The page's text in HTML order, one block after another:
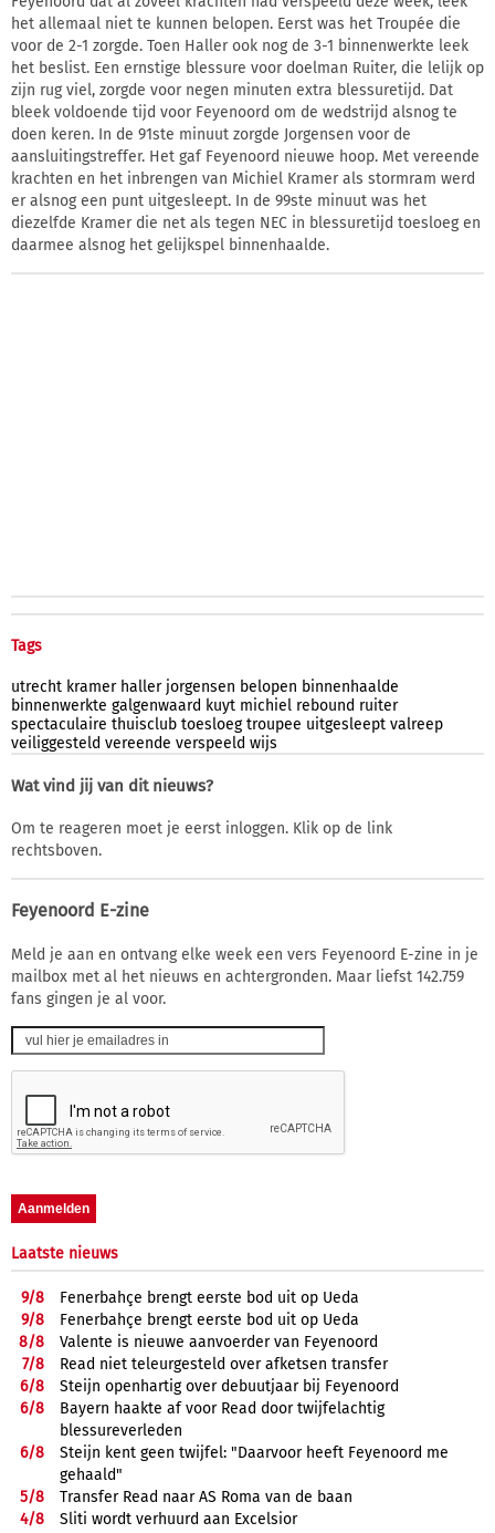
het allemaal niet te kunnen belopen. Eerst was het Troupée die
voor de 2-1 zorgde. Toen Haller ook nog de 3-1 binnenwerkte leek
het beslist. Een ernstige blessure voor doelman Ruiter, die lelijk op
zijn rug viel, zorgde voor negen minuten extra blessuretijd. Dat
bleek voldoende tijd voor Feyenoord om de wedstrijd alsnog te
doen keren. In de 91ste minuut zorgde Jorgensen voor de
aansluitingstreffer. Het gaf Feyenoord nieuwe hoop. Met vereende
krachten en het inbrengen van Michiel Kramer als stormram werd
er alsnog een punt uitgesleept. In de 99ste minuut was het
diezelfde Kramer die net als tegen NEC in blessuretijd toesloeg en
daarmee alsnog het gelijkspel binnenhaalde.
Tags
utrecht kramer haller jorgensen belopen binnenhaalde
binnenwerkte galgenwaard kuyt michiel rebound ruiter
spectaculaire thuisclub toesloeg troupee uitgesleept valreep
veiliggesteld vereende verspeeld wijs
Wat vind jij van dit nieuws?
Om te reageren moet je eerst inloggen. Klik op de link
rechtsboven.
Feyenoord E-zine
Meld je aan en ontvang elke week een vers Feyenoord E-zine in je
mailbox met al het nieuws en achtergronden. Maar liefst 142.759
fans gingen je al voor.
Laatste nieuws
9/8
Fenerbahçe brengt eerste bod uit op Ueda
9/8
Fenerbahçe brengt eerste bod uit op Ueda
8/8
Valente is nieuwe aanvoerder van Feyenoord
7/8
Read niet teleurgesteld over afketsen transfer
6/8
Steijn openhartig over debuutjaar bij Feyenoord
6/8
Bayern haakte af voor Read door twijfelachtig
blessureverleden
6/8
Steijn kent geen twijfel: "Daarvoor heeft Feyenoord me
gehaald"
5/8
Transfer Read naar AS Roma van de baan
4/8
Sliti wordt verhuurd aan Excelsior